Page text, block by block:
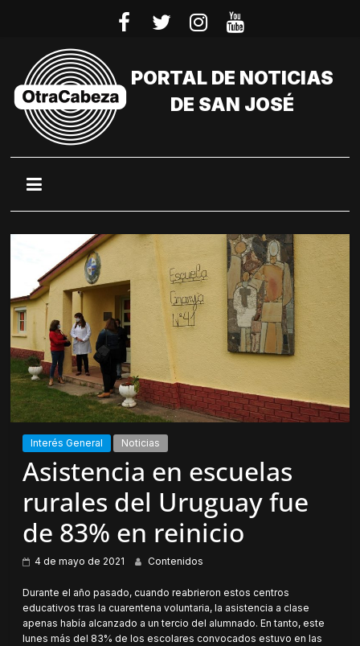
PORTAL DE NOTICIAS
DE SAN JOSÉ
Interés General Noticias
Asistencia en escuelas
rurales del Uruguay fue
de 83% en reinicio
4 de mayo de 2021 Contenidos
Durante el año pasado, cuando reabrieron estos centros
educativos tras la cuarentena voluntaria, la asistencia a clase
apenas había alcanzado a un tercio del alumnado. En tanto, este
lunes más del 83% de los escolares convocados estuvo en las